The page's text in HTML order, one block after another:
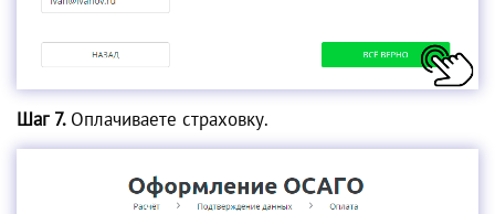
Шаг 7. Оплачиваете страховку.